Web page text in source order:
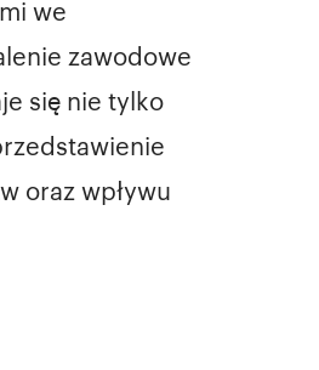
we
zawodowe
się nie tylko
oraz wpływu